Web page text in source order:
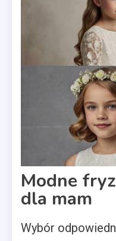
Modne
dla mam
Wybór